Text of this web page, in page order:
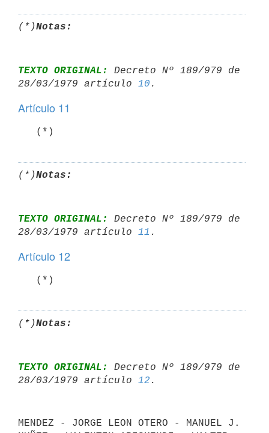
(*)Notas:
TEXTO ORIGINAL:
Decreto Nº 189/979 de
28/03/1979 artículo 10
Artículo 11
   (*)
(*)Notas:
TEXTO ORIGINAL:
Decreto Nº 189/979 de
28/03/1979 artículo 11
Artículo 12
   (*)
(*)Notas:
TEXTO ORIGINAL:
Decreto Nº 189/979 de
28/03/1979 artículo 12
MENDEZ - JORGE LEON OTERO - MANUEL J.